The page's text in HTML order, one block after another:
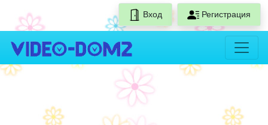
Вход Регистрация